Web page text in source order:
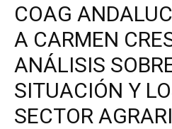
COAG
A CARMEN
ANÁLISIS
SITUACIÓN Y
SECTOR